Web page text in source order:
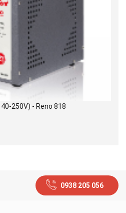
250V) - Reno 818
0938 205 056